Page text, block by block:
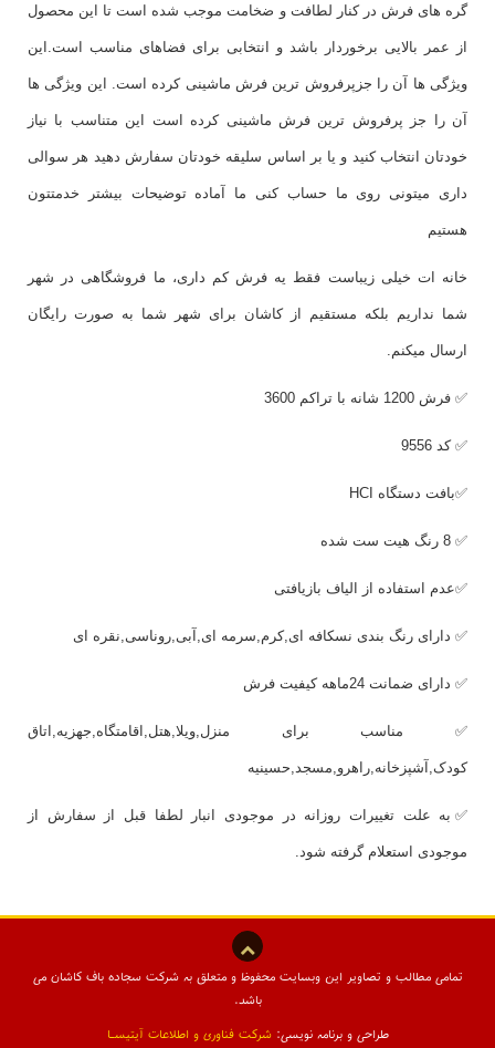
گره های فرش در کنار لطافت و ضخامت موجب شده است تا این محصول
از عمر بالایی برخوردار باشد و انتخابی برای فضاهای مناسب است.این
ویژگی ها آن را جزپرفروش ترین فرش ماشینی کرده است. این ویژگی ها
آن را جز پرفروش ترین فرش ماشینی کرده است این متناسب با نیاز
خودتان انتخاب کنید و یا بر اساس سلیقه خودتان سفارش دهید هر سوالی
داری میتونی روی ما حساب کنی ما آماده توضیحات بیشتر خدمتتون
هستیم
خانه ات خیلی زیباست فقط یه فرش کم داری، ما فروشگاهی در شهر
شما نداریم بلکه مستقیم از کاشان برای شهر شما به صورت رایگان
ارسال میکنم.
✅ فرش 1200 شانه با تراکم 3600
✅ کد 9556
✅بافت دستگاه HCI
✅ 8 رنگ هیت ست شده
✅عدم استفاده از الیاف بازیافتی
✅ دارای رنگ بندی نسکافه ای,کرم,سرمه ای,آبی,روناسی,نقره ای
✅ دارای ضمانت 24ماهه کیفیت فرش
✅ مناسب برای منزل,ویلا,هتل,اقامتگاه,جهزیه,اتاق
کودک,آشپزخانه,راهرو,مسجد,حسینیه
✅به علت تغییرات روزانه در موجودی انبار لطفا قبل از سفارش از
موجودی استعلام گرفته شود.
تمامی مطالب و تصاویر این وبسایت محفوظ و متعلق به شرکت سجاده باف کاشان می
باشد.
طراحی و برنامه نویسی:شرکت فناوری و اطلاعات آیتیسـا